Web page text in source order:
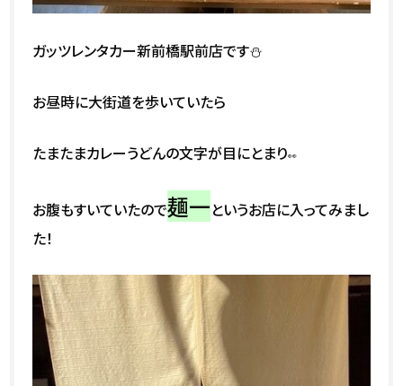
ガッツレンタカー新前橋駅前店です⛄
お昼時に大街道を歩いていたら
たまたまカレーうどんの文字が目にとまり👀
お腹もすいていたので麺一というお店に入ってみまし
た！